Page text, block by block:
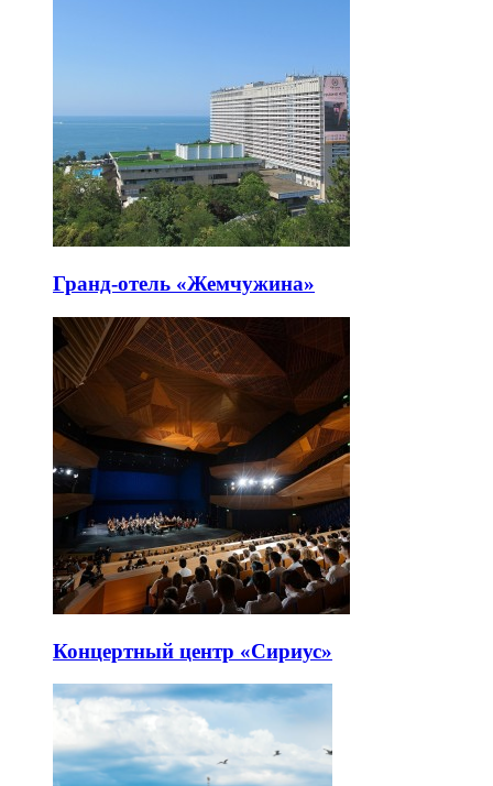
Гранд-отель «Жемчужина»
Концертный центр «Сириус»